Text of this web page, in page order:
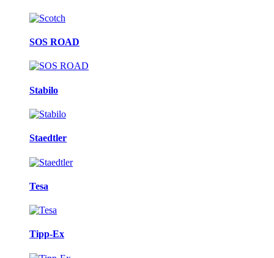
SOS ROAD
Stabilo
Staedtler
Tesa
Tipp-Ex